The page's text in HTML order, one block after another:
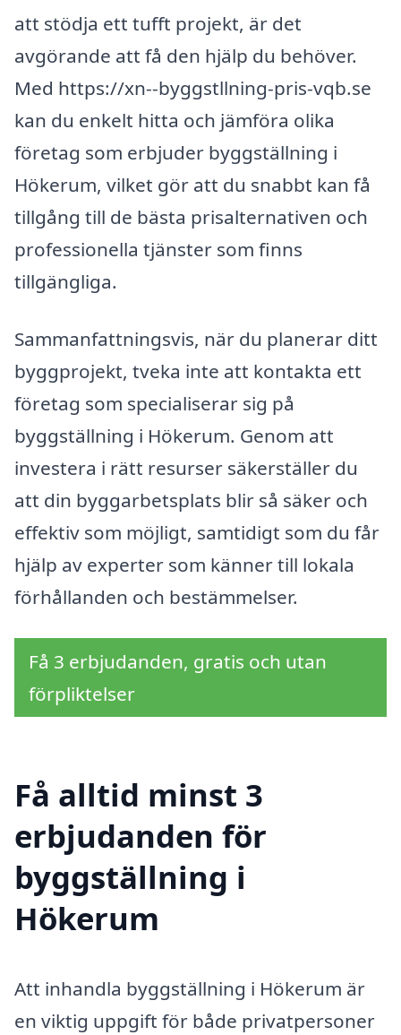
att stödja ett tufft projekt, är det
avgörande att få den hjälp du behöver.
Med https://xn--byggstllning-pris-vqb.se
kan du enkelt hitta och jämföra olika
företag som erbjuder byggställning i
Hökerum, vilket gör att du snabbt kan få
tillgång till de bästa prisalternativen och
professionella tjänster som finns
tillgängliga.
Sammanfattningsvis, när du planerar ditt
byggprojekt, tveka inte att kontakta ett
företag som specialiserar sig på
byggställning i Hökerum. Genom att
investera i rätt resurser säkerställer du
att din byggarbetsplats blir så säker och
effektiv som möjligt, samtidigt som du får
hjälp av experter som känner till lokala
förhållanden och bestämmelser.
Få 3 erbjudanden, gratis och utan
förpliktelser
Få alltid minst 3
erbjudanden för
byggställning i
Hökerum
Att inhandla byggställning i Hökerum är
en viktig uppgift för både privatpersoner